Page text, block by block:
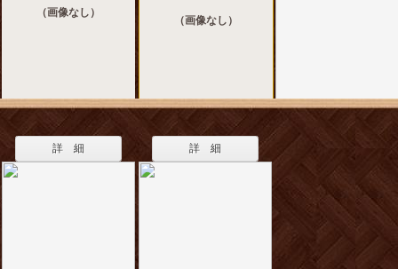
（画像なし）
（画像なし）
詳 細 詳 細